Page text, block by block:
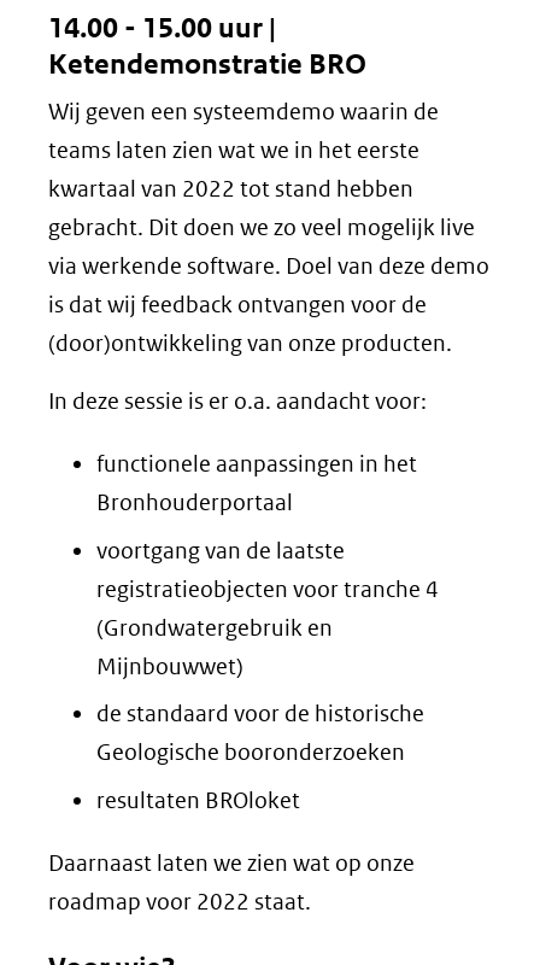
14.00 - 15.00 uur |
Ketendemonstratie BRO
Wij geven een systeemdemo waarin de
teams laten zien wat we in het eerste
kwartaal van 2022 tot stand hebben
gebracht. Dit doen we zo veel mogelijk live
via werkende software. Doel van deze demo
is dat wij feedback ontvangen voor de
(door)ontwikkeling van onze producten.
In deze sessie is er o.a. aandacht voor:
functionele aanpassingen in het
Bronhouderportaal
voortgang van de laatste
registratieobjecten voor tranche 4
(Grondwatergebruik en
Mijnbouwwet)
de standaard voor de historische
Geologische booronderzoeken
resultaten BROloket
Daarnaast laten we zien wat op onze
roadmap voor 2022 staat.